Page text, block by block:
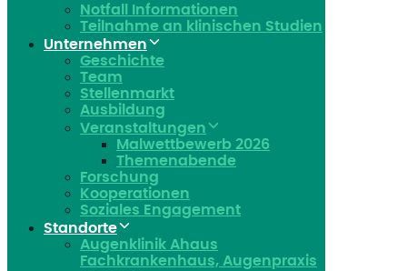
Notfall Informationen
Teilnahme an klinischen Studien
Unternehmen
Geschichte
Team
Stellenmarkt
Ausbildung
Veranstaltungen
Malwettbewerb 2026
Themenabende
Forschung
Kooperationen
Soziales Engagement
Standorte
Augenklinik Ahaus
Fachkrankenhaus, Augenpraxis